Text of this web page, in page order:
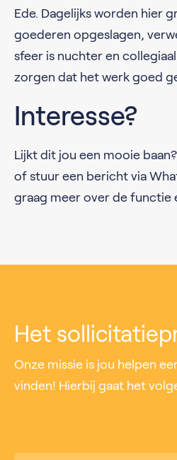
Ede. Dagelijks worden hier
goederen opgeslagen,
sfeer is nuchter en
zorgen dat het werk goed
Interesse?
Lijkt dit jou een mooie
of stuur een bericht via
graag meer over de functie
Het
Onze missie is jou helpen
vinden! Hierbij gaat het